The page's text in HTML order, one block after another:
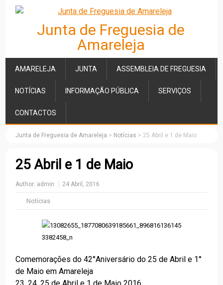
Junta de Freguesia de
Amareleja
AMARELEJA JUNTA ASSEMBLEIA DE FREGUESIA
NOTÍCIAS INFORMAÇÃO PÚBLICA SERVIÇOS
CONTACTOS
Junta de Freguesia de Amareleja > Notícias > 25 Abril e 1 de Maio
25 Abril e 1 de Maio
Author: admin 24 Abril, 2016
Notícias
Comemorações do 42°Aniversário do 25 de Abril e 1°
de Maio em Amareleja